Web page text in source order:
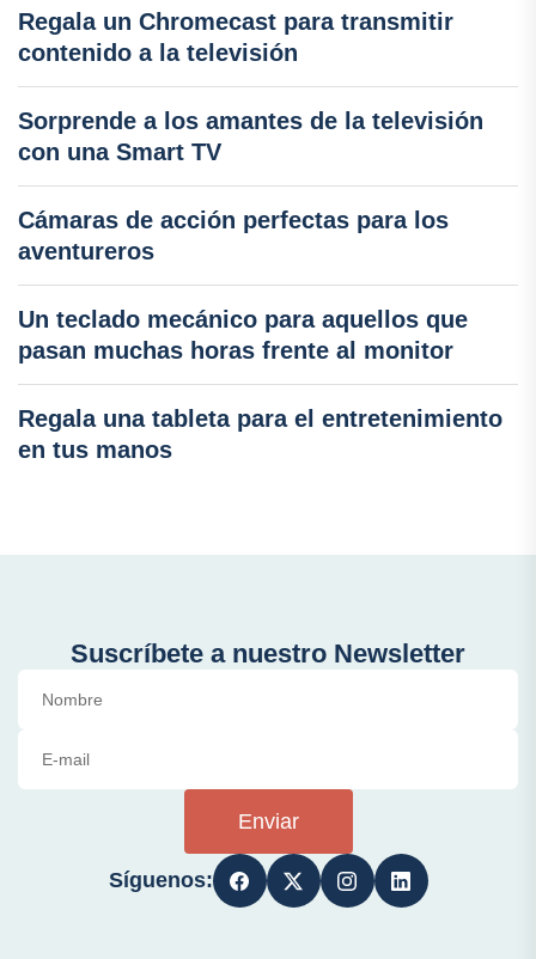
Regala un Chromecast para transmitir
contenido a la televisión
Sorprende a los amantes de la televisión
con una Smart TV
Cámaras de acción perfectas para los
aventureros
Un teclado mecánico para aquellos que
pasan muchas horas frente al monitor
Regala una tableta para el entretenimiento
en tus manos
Suscríbete a nuestro Newsletter
Enviar
Síguenos: